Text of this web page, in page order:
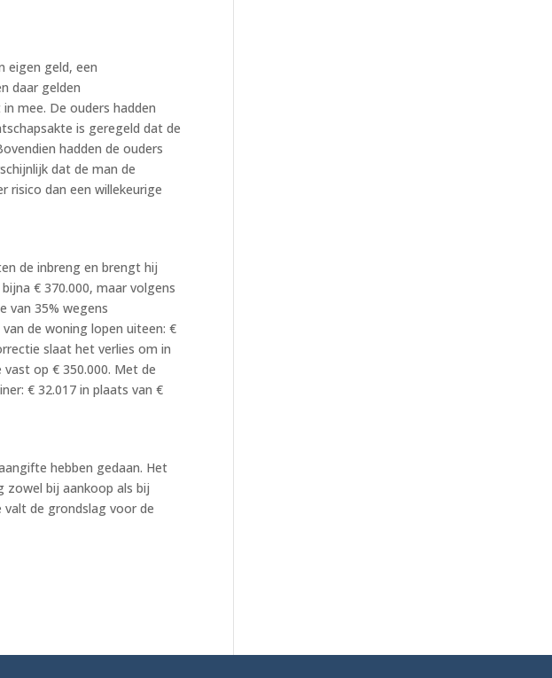
eigen geld, een
daar gelden
mee. De ouders hadden
is geregeld dat de
hadden de ouders
dat de man de
risico dan een willekeurige
de inbreng en brengt hij
€ 370.000, maar volgens
van 35% wegens
de woning lopen uiteen: €
slaat het verlies om in
op € 350.000. Met de
€ 32.017 in plaats van €
hebben gedaan. Het
zowel bij aankoop als bij
de grondslag voor de